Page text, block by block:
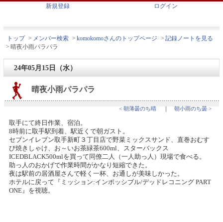
新規登録 ログイン
トップ > メンバー検索 > komokomoさんのトップページ > 記録ノートを見る
> 晴夜小雨パラパラ
24年05月15日（水）
晴夜小雨パラパラ
< 朝薄曇のち晴 ｜ 朝小雨のち曇 >
取手にて終日作業、宿泊。
8時前に取手駅到着、駅近くで朝ガスト。
セブンイレブン取手新町３丁目店で野菜ミックスサンド、直巻おむす
び焼きしゃけ、お～いお茶緑茶600ml、スターバックス
ICEDBLACK500mlを買って同僚二人（一人助っ人）現場で食べる。
助っ人のおかげで作業時間がかなり短縮できた。
夜は駅前の居酒屋さんで軽く一杯、お通しが美味しかった。
ホテルに戻って『ミッション:インポッシブル/デッドレコニング PART
ONE』を視聴。